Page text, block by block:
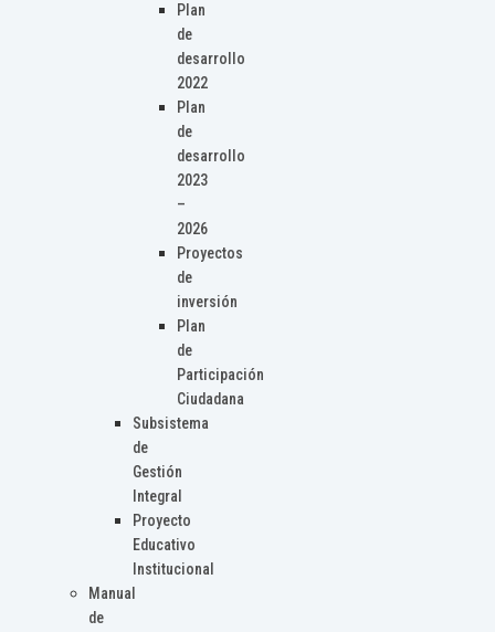
Plan
de
desarrollo
2022
Plan
de
desarrollo
2023
–
2026
Proyectos
de
inversión
Plan
de
Participación
Ciudadana
Subsistema
de
Gestión
Integral
Proyecto
Educativo
Institucional
Manual
de